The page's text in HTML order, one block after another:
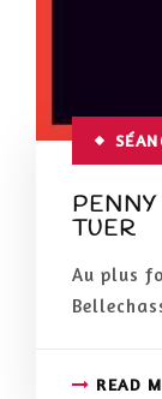
PENNY
TUER
Au plus
READ